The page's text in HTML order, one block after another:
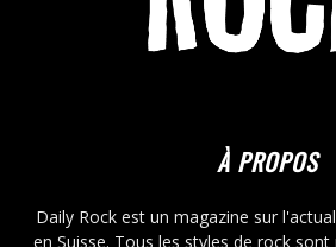
À PROPOS
Daily Rock est un magazine sur
en Suisse. Tous les styles de rock